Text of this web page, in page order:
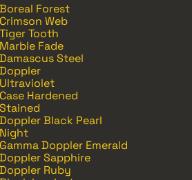
Forest
Web
Tooth
Fade
Steel
Hardened
Black Pearl
Doppler Emerald
Sapphire
Ruby